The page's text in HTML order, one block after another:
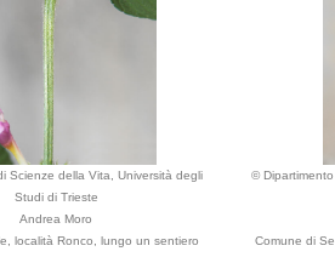
Scienze della Vita, Università degli
Studi di Trieste
Andrea Moro
località Ronco, lungo un sentiero
©
Comune di